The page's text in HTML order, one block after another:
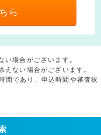
ら
場合がございます。
ない場合がございます。
間であり、申込時間や審査状